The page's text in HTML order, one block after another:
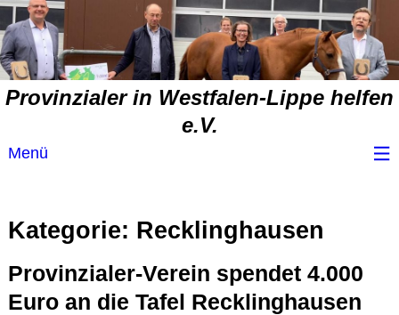
Provinzialer in Westfalen-Lippe helfen
e.V.
Menü
Service
Spendenvorschlag
Kategorie: Recklinghausen
Provinzialer-Verein spendet 4.000
Euro an die Tafel Recklinghausen